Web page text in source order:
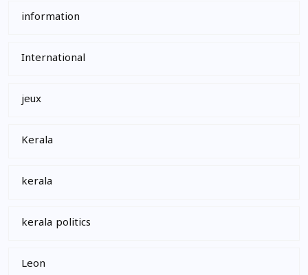
information
International
jeux
Kerala
kerala
kerala politics
Leon